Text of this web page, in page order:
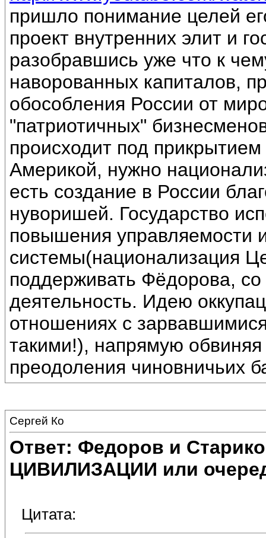
пришло понимание целей
проект внутренних элит и
разобравшись уже что к
наворованных капиталов,
обособления России от
"патриотичных"
происходит под
Америкой, нужно
есть создание в России
нуворишей. Государство
повышения управляемости
системы(национализация
поддерживать Фёдорова, со
деятельность. Идею
отношениях с
такими!), напрямую
преодоления чиновничьих
Сергей Ко
Ответ: Федоров и
ЦИВИЛИЗАЦИИ или
Цитата: